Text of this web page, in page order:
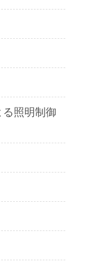
照明制御